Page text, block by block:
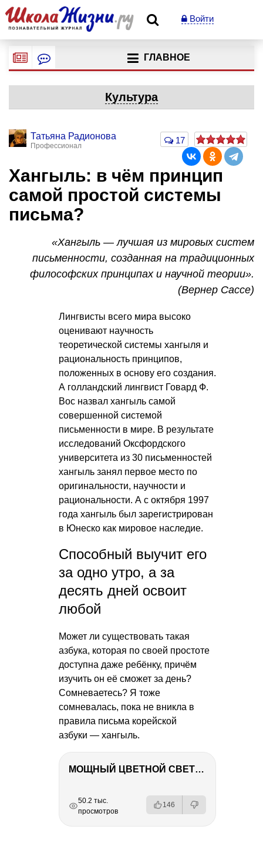
Войти
ГЛАВНОЕ
Культура
Татьяна Радионова
Профессионал
17
Хангыль: в чём принцип
самой простой системы
письма?
«Хангыль — лучшая из мировых систем
письменности, созданная на традиционных
философских принципах и научной теории».
(Вернер Сассе)
Лингвисты всего мира высоко
оценивают научность
теоретической системы хангыля и
рациональность принципов,
положенных в основу его создания.
А голландский лингвист Говард Ф.
Вос назвал хангыль самой
совершенной системой
письменности в мире. В результате
исследований Оксфордского
университета из 30 письменностей
хангыль занял первое место по
оригинальности, научности и
рациональности. А с октября 1997
года хангыль был зарегистрирован
в Юнеско как мировое наследие.
Способный выучит его
за одно утро, а за
десять дней освоит
любой
Может ли существовать такая
азбука, которая по своей простоте
доступна даже ребёнку, причём
изучить он её сможет за день?
Сомневаетесь? Я тоже
сомневалась, пока не вникла в
правила письма корейской
азбуки — хангыль.
МОЩНЫЙ ЦВЕТНОЙ СВЕТ – NANLITE FC-500C
РЕКЛАМА
РЕКЛАМА
РЕКЛАМА
РЕКЛАМА
50.2 тыс.
просмотров
146